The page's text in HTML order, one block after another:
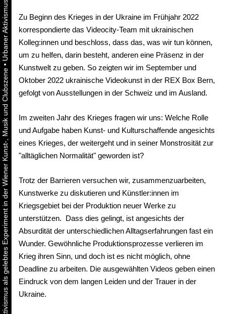
Urbaner Aktivismus als gelebtes Experiment in der Wiener Kunst-, Musik und Clubszene
•
Zu Beginn des Krieges in der Ukraine im Frühjahr 2022
korrespondierte das Videocity-Team mit ukrainischen
Kolleg:innen und beschloss, dass das, was wir tun können,
um zu helfen, darin besteht, anderen eine Präsenz in der
Kunstwelt zu geben. So zeigten wir im September und
Oktober 2022 ukrainische Videokunst in der REX Box Bern,
gefolgt von Ausstellungen in der Schweiz und im Ausland.
Im zweiten Jahr des Krieges fragen wir uns: Welche Rolle
und Aufgabe haben Kunst- und Kulturschaffende angesichts
eines Krieges, der weitergeht und in seiner Monstrosität zur
"alltäglichen Normalität" geworden ist?
Trotz der Barrieren versuchen wir, zusammenzuarbeiten,
Kunstwerke zu diskutieren und Künstler:innen im
Kriegsgebiet bei der Produktion neuer Werke zu
unterstützen. Dass dies gelingt, ist angesichts der
Absurdität der unterschiedlichen Alltagserfahrungen fast ein
Wunder. Gewöhnliche Produktionsprozesse verlieren im
Krieg ihren Sinn, und doch ist es nicht möglich, ohne
Deadline zu arbeiten. Die ausgewählten Videos geben einen
Eindruck von dem langen Leiden und der Trauer in der
Ukraine.